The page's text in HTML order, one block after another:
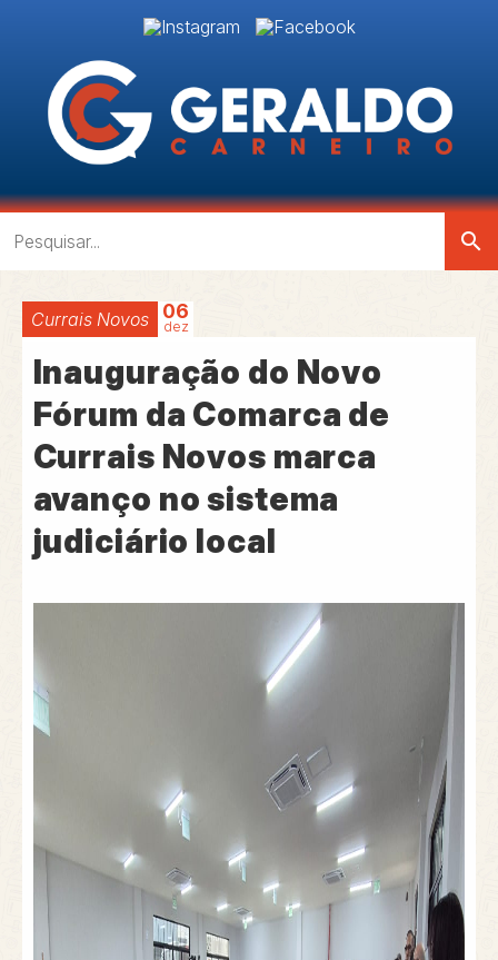
search
Currais Novos 06
dez
Inauguração do Novo
Fórum da Comarca de
Currais Novos marca
avanço no sistema
judiciário local